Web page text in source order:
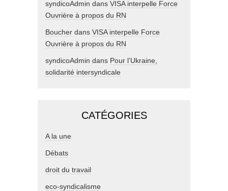
syndicoAdmin dans VISA interpelle Force
Ouvrière à propos du RN
Boucher dans VISA interpelle Force
Ouvrière à propos du RN
syndicoAdmin dans Pour l’Ukraine,
solidarité intersyndicale
CATÉGORIES
A la une
Débats
droit du travail
eco-syndicalisme